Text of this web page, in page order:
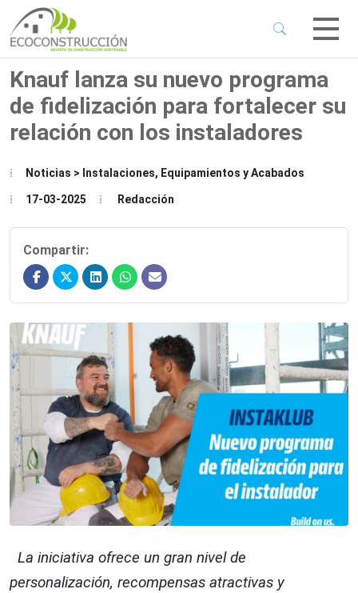
Menu
Menu
Knauf lanza su nuevo programa
de fidelización para fortalecer su
relación con los instaladores
Noticias > Instalaciones, Equipamientos y Acabados
17-03-2025 Redacción
Compartir:
La iniciativa ofrece un gran nivel de
personalización, recompensas atractivas y